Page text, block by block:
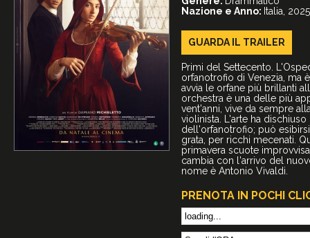
Nazione e Anno: Italia, 2025
GUARDA IL TRAILER
Primi del Settecento.
orfanotrofio di Venezia, ma
avvia le orfane più brillanti
orchestra è una delle più
vent'anni, vive da sempre
violinista. L'arte ha
dell'orfanotrofio; può
grata, per ricchi mecenati.
primavera scuote
cambia con l'arrivo del
nome è Antonio Vivaldi.
PRENOTA IN POCHI